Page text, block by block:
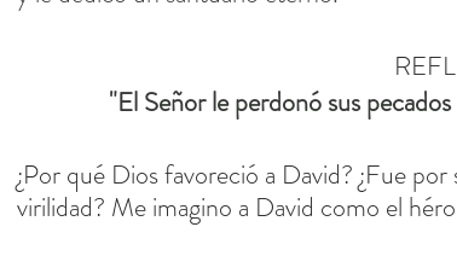
"El Señor le perdonó sus
¿Por qué Dios favoreció a David? ¿Fue
virilidad? Me imagino a David como el